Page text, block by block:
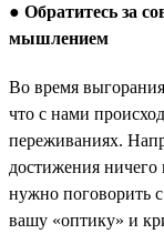
● Обратитесь за
мышлением
Во время
что с нами
переживаниях.
достижения ничего
нужно поговорить
вашу «оптику» и